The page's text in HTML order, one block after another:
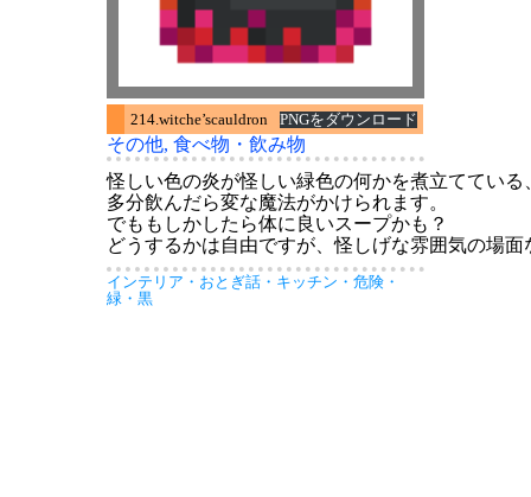
214.witche’scauldron PNGをダウンロード
その他, 食べ物・飲み物
怪しい色の炎が怪しい緑色の何かを煮立ててい
多分飲んだら変な魔法がかけられます。
でももしかしたら体に良いスープかも？
どうするかは自由ですが、怪しげな雰囲気の場
インテリア ・ おとぎ話・ キッチン ・ 危険・
緑・ 黒